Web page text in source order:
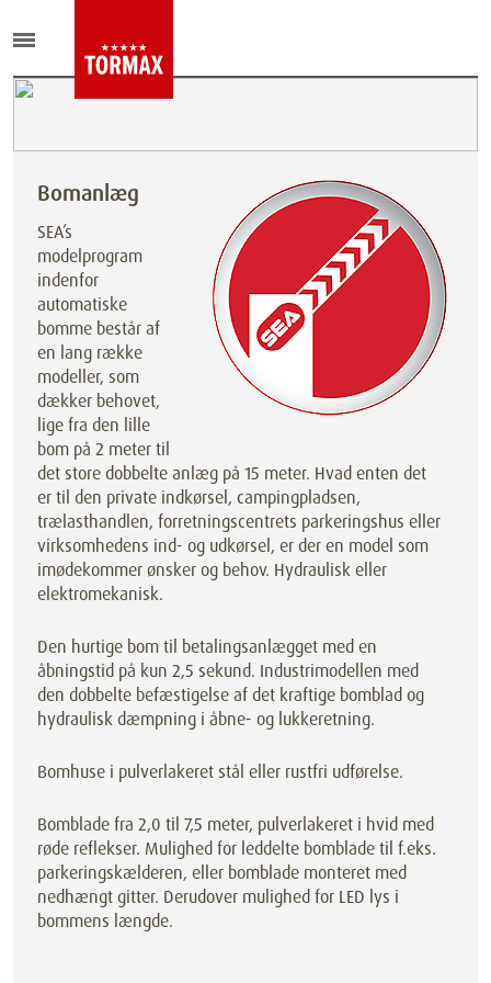
Bomanlæg
SEA’s
modelprogram
indenfor
automatiske
bomme består af
en lang række
modeller, som
dækker behovet,
lige fra den lille
bom på 2 meter til
det store dobbelte anlæg på 15 meter. Hvad enten det
er til den private indkørsel, campingpladsen,
trælasthandlen, forretningscentrets parkeringshus eller
virksomhedens ind- og udkørsel, er der en model som
imødekommer ønsker og behov. Hydraulisk eller
elektromekanisk.
Den hurtige bom til betalingsanlægget med en
åbningstid på kun 2,5 sekund. Industrimodellen med
den dobbelte befæstigelse af det kraftige bomblad og
hydraulisk dæmpning i åbne- og lukkeretning.
Bomhuse i pulverlakeret stål eller rustfri udførelse.
Bomblade fra 2,0 til 7,5 meter, pulverlakeret i hvid med
røde reflekser. Mulighed for leddelte bomblade til f.eks.
parkeringskælderen, eller bomblade monteret med
nedhængt gitter. Derudover mulighed for LED lys i
bommens længde.